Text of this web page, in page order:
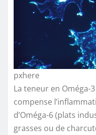
pxhere
La teneur en Oméga-
compense
d’Oméga-6 (plats
grasses ou de